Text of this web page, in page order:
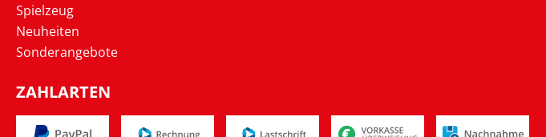
Spielzeug
Neuheiten
Sonderangebote
ZAHLARTEN